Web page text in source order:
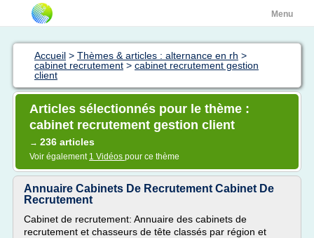
Menu
Accueil > Thèmes & articles : alternance en rh >
cabinet recrutement > cabinet recrutement gestion
client
Articles sélectionnés pour le thème :
cabinet recrutement gestion client
→ 236 articles
Voir également 1 Vidéos pour ce thème
Annuaire Cabinets De Recrutement Cabinet De
Recrutement
Cabinet de recrutement: Annuaire des cabinets de
recrutement et chasseurs de tête classés par région et